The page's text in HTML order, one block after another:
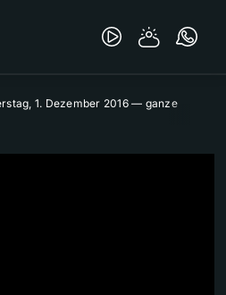
1. Dezember 2016 — ganze